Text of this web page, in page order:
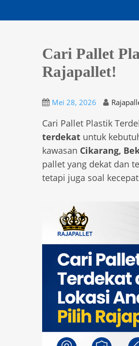
Cari Pallet
Rajapallet!
Mei 28, 2026
Cari Pallet Plastik
terdekat untuk
kawasan Cikarang,
pallet yang dekat dan
tetapi juga soal